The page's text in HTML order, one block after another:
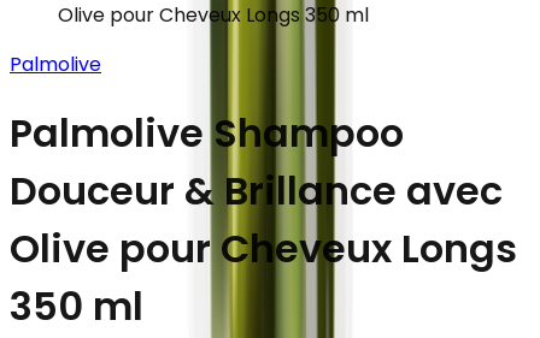
Olive pour Cheveux Longs 350 ml
Palmolive
Palmolive Shampoo
Douceur & Brillance avec
Olive pour Cheveux Longs
350 ml